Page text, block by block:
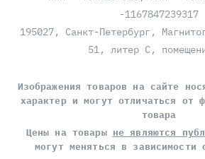
-1167847239317
195027, Санкт-Петербург,
51, литер С,
Изображения товаров на сайте
характер и могут отличаться от
товара
Цены на товары не являются
могут меняться в зависимости